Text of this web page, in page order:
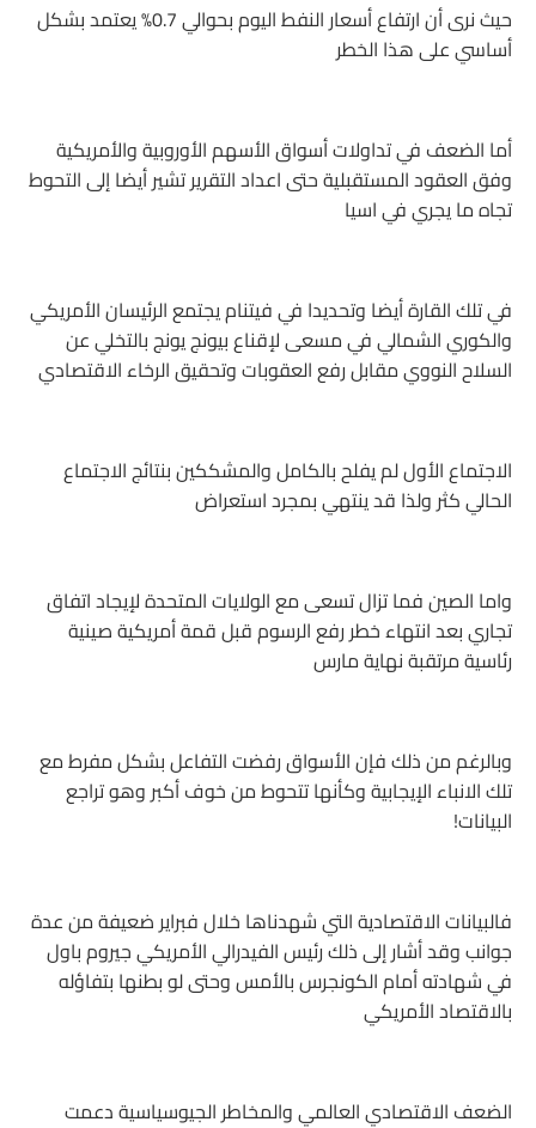
حيث نرى أن ارتفاع أسعار النفط اليوم بحوالي 0.7% يعتمد بشكل
أساسي على هذا الخطر
أما الضعف في تداولات أسواق الأسهم الأوروبية والأمريكية
وفق العقود المستقبلية حتى اعداد التقرير تشير أيضا إلى التحوط
تجاه ما يجري في اسيا
في تلك القارة أيضا وتحديدا في فيتنام يجتمع الرئيسان الأمريكي
والكوري الشمالي في مسعى لإقناع بيونج يونج بالتخلي عن
السلاح النووي مقابل رفع العقوبات وتحقيق الرخاء الاقتصادي
الاجتماع الأول لم يفلح بالكامل والمشككين بنتائج الاجتماع
الحالي كثر ولذا قد ينتهي بمجرد استعراض
واما الصين فما تزال تسعى مع الولايات المتحدة لإيجاد اتفاق
تجاري بعد انتهاء خطر رفع الرسوم قبل قمة أمريكية صينية
رئاسية مرتقبة نهاية مارس
وبالرغم من ذلك فإن الأسواق رفضت التفاعل بشكل مفرط مع
تلك الانباء الإيجابية وكأنها تتحوط من خوف أكبر وهو تراجع
البيانات!
فالبيانات الاقتصادية التي شهدناها خلال فبراير ضعيفة من عدة
جوانب وقد أشار إلى ذلك رئيس الفيدرالي الأمريكي جيروم باول
في شهادته أمام الكونجرس بالأمس وحتى لو بطنها بتفاؤله
بالاقتصاد الأمريكي
الضعف الاقتصادي العالمي والمخاطر الجيوسياسية دعمت